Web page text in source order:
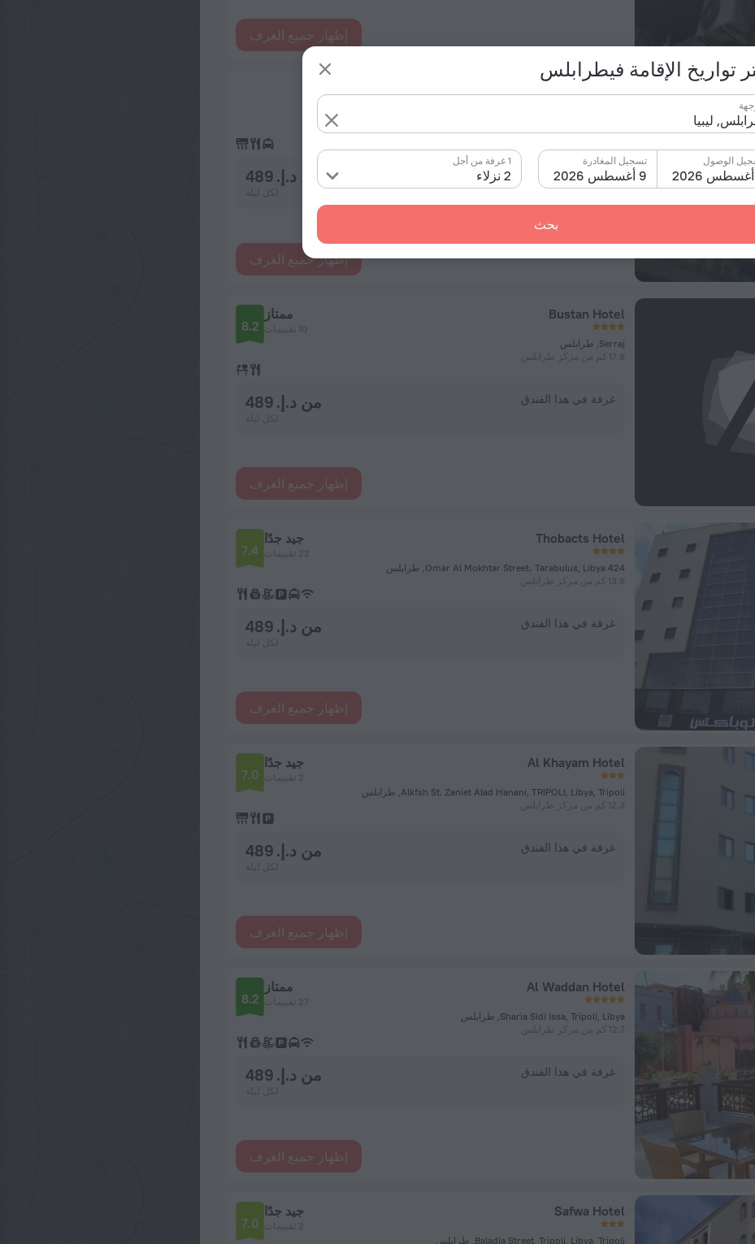
تواريخ الإقامة فيطرابلس
الوصول
9 أغسطس 2026
تسجيل المغادرة
2 نزلاء
1 غرفة من أجل
بحث
إظهار جميع الغرف
غرفة في هذا الفندق من د.إ. 489
إظهار جميع الغرف
Bustan Hotel
Serraj, طرابلس
17.8 كم من مركز طرابلس
ممتاز
10 تقييمات 8.2
غرفة في هذا الفندق من د.إ. 489
إظهار جميع الغرف
Thobacts Hotel
424 Omar Al Mokhtar Street، Tarabulus, Libya, طرابلس
13.6 كم من مركز طرابلس
جيد جدًا
22 تقييمات 7.4
غرفة في هذا الفندق من د.إ. 489
إظهار جميع الغرف
Al Khayam Hotel
Alkfsh St. Zaniet Alad Hanani, TRIPOLI, Libya, Tripoli, طرابلس
12.3 كم من مركز طرابلس
جيد جدًا
2 تقييمات 7.0
غرفة في هذا الفندق من د.إ. 489
إظهار جميع الغرف
Al Waddan Hotel
Sharia Sidi Issa, Tripoli, Libya, طرابلس
12.7 كم من مركز طرابلس
ممتاز
27 تقييمات 8.2
غرفة في هذا الفندق من د.إ. 489
إظهار جميع الغرف
Safwa Hotel
Baladia Street, Tripoli, Libya, Tripoli, طرابلس
جيد جدًا
2 تقييمات 7.0